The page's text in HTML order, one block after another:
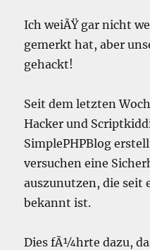
Ich weiÃŸ gar nicht
gemerkt hat, aber
gehackt!
Seit dem letzten
Hacker und
SimplePHPBlog
versuchen eine
auszunutzen, die seit
bekannt ist.
Dies fÃ¼hrte dazu,